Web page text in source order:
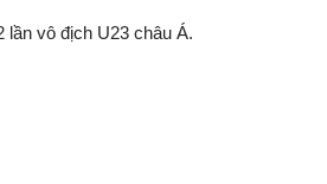
lần vô địch U23 châu Á.